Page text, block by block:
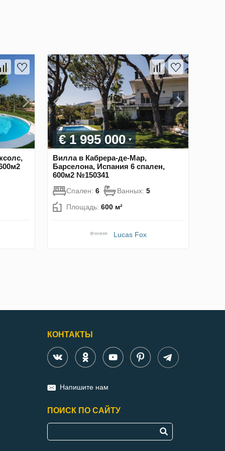
€ 1 995 000
Вилла в Кабрера-де-Мар,
Барселона, Испания 6 спален,
600м2 №150341
Спален: 6 Ванных: 5
Площадь: 600 м²
Lucas Fox
КОНТАКТЫ
Напишите нам
ПОИСК ПО САЙТУ